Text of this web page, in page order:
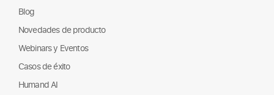
Blog
Novedades de producto
Webinars y Eventos
Casos de éxito
Humand AI